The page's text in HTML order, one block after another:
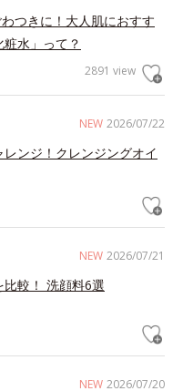
つきに！大人肌におすす
水」って？
2891 view
NEW 2026/07/22
ンジ！クレンジングオイ
NEW 2026/07/21
較！ 洗顔料6選
NEW 2026/07/20